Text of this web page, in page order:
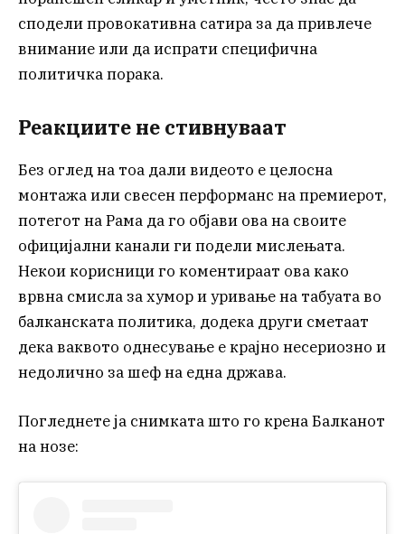
сподели провокативна сатира за да привлече
внимание или да испрати специфична
политичка порака.
Реакциите не стивнуваат
Без оглед на тоа дали видеото е целосна
монтажа или свесен перформанс на премиерот,
потегот на Рама да го објави ова на своите
официјални канали ги подели мислењата.
Некои корисници го коментираат ова како
врвна смисла за хумор и уривање на табуата во
балканската политика, додека други сметаат
дека ваквото однесување е крајно несериозно и
недолично за шеф на една држава.
Погледнете ја снимката што го крена Балканот
на нозе: